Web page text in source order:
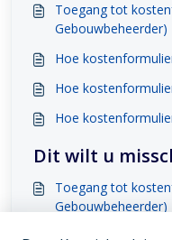
Toegang tot
Gebouwbeheerder)
Hoe
Hoe
Hoe
Dit wilt u
Toegang tot
Gebouwbeheerder)
Hoe